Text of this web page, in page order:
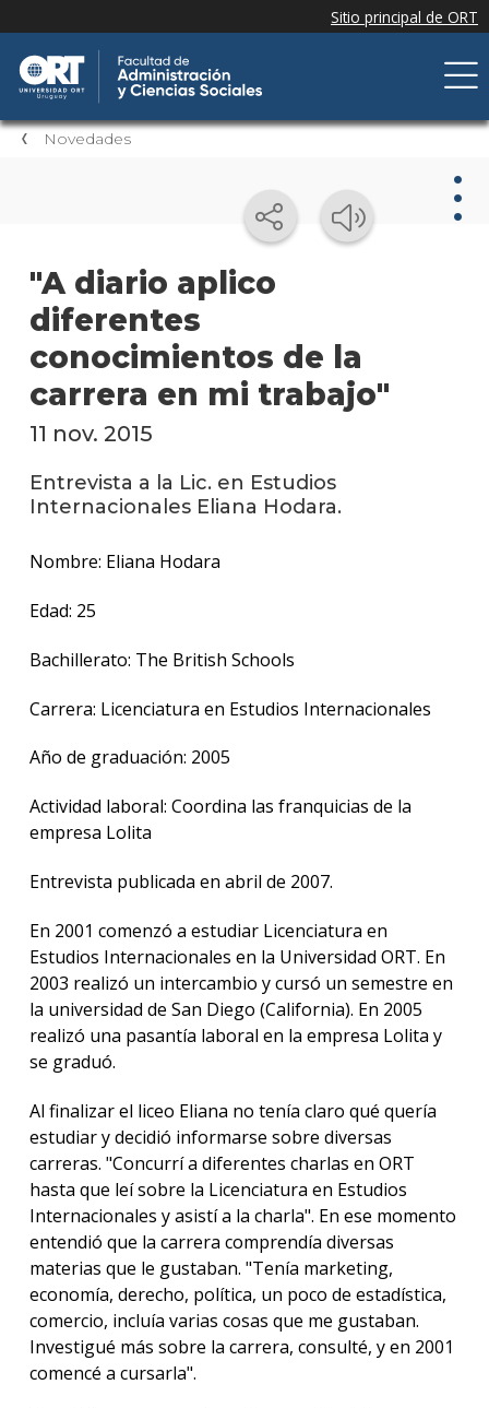
Novedades
"A diario aplico
diferentes
conocimientos de la
carrera en mi trabajo"
11 nov. 2015
Entrevista a la Lic. en Estudios
Internacionales Eliana Hodara.
Nombre: Eliana Hodara
Edad: 25
Bachillerato: The British Schools
Carrera: Licenciatura en Estudios Internacionales
Año de graduación: 2005
Actividad laboral: Coordina las franquicias de la
empresa Lolita
Entrevista publicada en abril de 2007.
En 2001 comenzó a estudiar Licenciatura en
Estudios Internacionales en la Universidad ORT. En
2003 realizó un intercambio y cursó un semestre en
la universidad de San Diego (California). En 2005
realizó una pasantía laboral en la empresa Lolita y
se graduó.
Al finalizar el liceo Eliana no tenía claro qué quería
estudiar y decidió informarse sobre diversas
carreras. "Concurrí a diferentes charlas en ORT
hasta que leí sobre la Licenciatura en Estudios
Internacionales y asistí a la charla". En ese momento
entendió que la carrera comprendía diversas
materias que le gustaban. "Tenía marketing,
economía, derecho, política, un poco de estadística,
comercio, incluía varias cosas que me gustaban.
Investigué más sobre la carrera, consulté, y en 2001
comencé a cursarla".